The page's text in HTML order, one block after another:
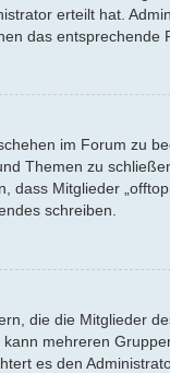
erteilt hat.
das entsprechende
im Forum zu
Themen zu
dass Mitglieder
schreiben.
die die Mitglieder
mehreren
es den